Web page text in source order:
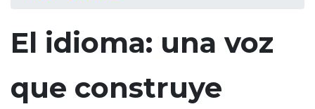
d
o
r
i
El idioma: una voz
que construye